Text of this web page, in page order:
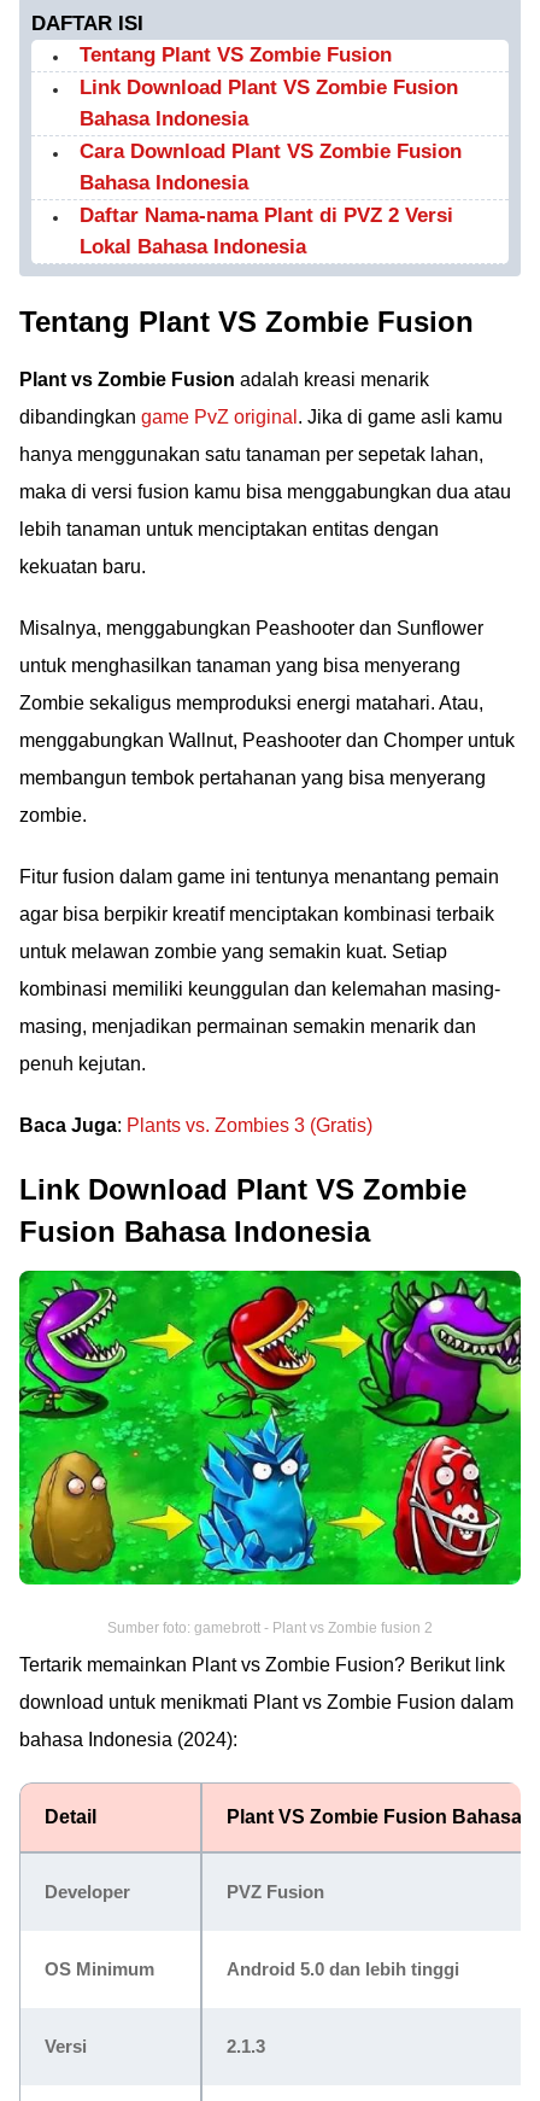
DAFTAR ISI
Tentang Plant VS Zombie Fusion
Link Download Plant VS Zombie Fusion
Bahasa Indonesia
Cara Download Plant VS Zombie Fusion
Bahasa Indonesia
Daftar Nama-nama Plant di PVZ 2 Versi
Lokal Bahasa Indonesia
Tentang Plant VS Zombie Fusion
Plant vs Zombie Fusion adalah kreasi menarik
dibandingkan game PvZ original . Jika di game asli kamu
hanya menggunakan satu tanaman per sepetak lahan,
maka di versi fusion kamu bisa menggabungkan dua atau
lebih tanaman untuk menciptakan entitas dengan
kekuatan baru.
Misalnya, menggabungkan Peashooter dan Sunflower
untuk menghasilkan tanaman yang bisa menyerang
Zombie sekaligus memproduksi energi matahari. Atau,
menggabungkan Wallnut, Peashooter dan Chomper untuk
membangun tembok pertahanan yang bisa menyerang
zombie.
Fitur fusion dalam game ini tentunya menantang pemain
agar bisa berpikir kreatif menciptakan kombinasi terbaik
untuk melawan zombie yang semakin kuat. Setiap
kombinasi memiliki keunggulan dan kelemahan masing-
masing, menjadikan permainan semakin menarik dan
penuh kejutan.
Baca Juga: Plants vs. Zombies 3 (Gratis)
Link Download Plant VS Zombie
Fusion Bahasa Indonesia
Sumber foto: gamebrott - Plant vs Zombie fusion 2
Tertarik memainkan Plant vs Zombie Fusion? Berikut link
download untuk menikmati Plant vs Zombie Fusion dalam
bahasa Indonesia (2024):
Detail Plant VS Zombie Fusion Bahasa
Developer PVZ Fusion
OS Minimum Android 5.0 dan lebih tinggi
Versi 2.1.3